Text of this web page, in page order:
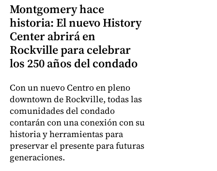
Montgomery hace
historia: El nuevo History
Center abrirá en
Rockville para celebrar
los 250 años del condado
Con un nuevo Centro en pleno
downtown de Rockville, todas las
comunidades del condado
contarán con una conexión con su
historia y herramientas para
preservar el presente para futuras
generaciones.